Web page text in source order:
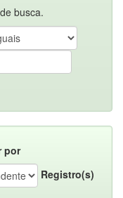
busca.
por
Registro(s)